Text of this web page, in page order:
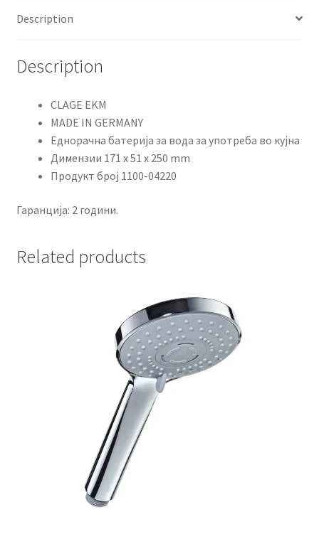
Description
Description
CLAGE EKM
MADE IN GERMANY
Еднорачна батерија за вода за употреба во кујна
Димензии 171 x 51 x 250 mm
Продукт број 1100-04220
Гаранција: 2 години.
Related products